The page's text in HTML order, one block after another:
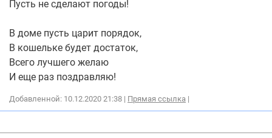
Пусть не сделают погоды!
В доме пусть царит порядок,
В кошельке будет достаток,
Всего лучшего желаю
И еще раз поздравляю!
Добавленной: 10.12.2020 21:38 | Прямая ссылка |